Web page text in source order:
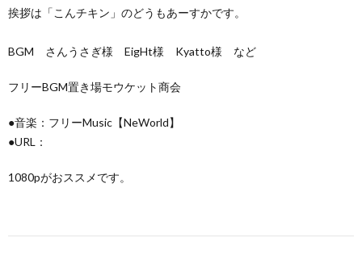
挨拶は「こんチキン」のどうもあーすかです。
BGM さんうさぎ様 EigHt様 Kyatto様 など
フリーBGM置き場モウケット商会
●音楽：フリーMusic【NeWorld】
●URL：
1080pがおススメです。